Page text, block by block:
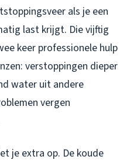
als je een
last krijgt. Die vijftig
keer professionele hulp
verstoppingen dieper
water uit andere
vergen
je extra op. De koude